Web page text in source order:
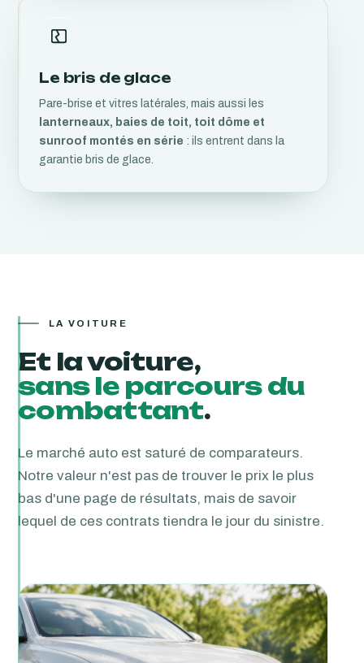
Le bris de glace
Pare-brise et vitres latérales, mais aussi les
lanterneaux, baies de toit, toit dôme et
sunroof montés en série : ils entrent dans la
garantie bris de glace.
LA VOITURE
Et la voiture,
sans le parcours du
combattant.
Le marché auto est saturé de comparateurs.
Notre valeur n'est pas de trouver le prix le plus
bas d'une page de résultats, mais de savoir
lequel de ces contrats tiendra le jour du sinistre.